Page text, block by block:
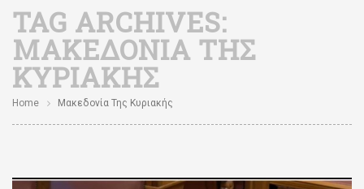
TAG ARCHIVES:
ΜΑΚΕΔΟΝΊΑ ΤΗΣ
ΚΥΡΙΑΚΉΣ
Home Μακεδονία Της Κυριακής